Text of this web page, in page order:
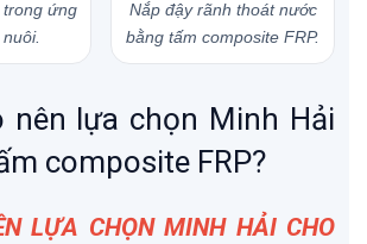
trong ứng
Nắp đậy rãnh thoát nước
bằng tấm composite FRP.
nên lựa chọn Minh Hải
composite FRP?
LỰA CHỌN MINH HẢI CHO